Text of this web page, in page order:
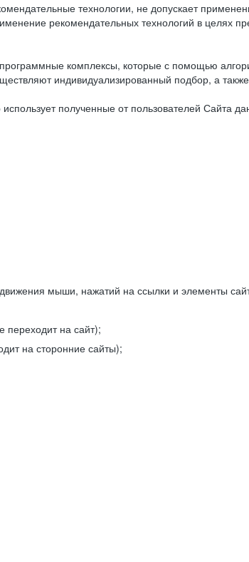
технологии, не допускает
рекомендательных технологий в целях
комплексы, которые с помощью
индивидуализированный подбор, а
полученные от пользователей Сайта
мыши, нажатий на ссылки и элементы
переходит на сайт);
на сторонние сайты);